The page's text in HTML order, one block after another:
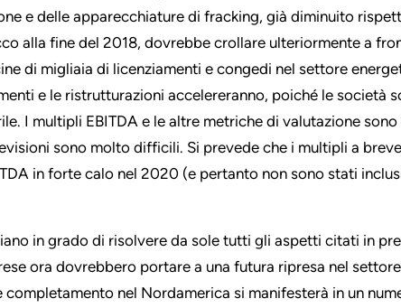
e delle apparecchiature di fracking, già diminuito
alla fine del 2018, dovrebbe crollare ulteriormente a
di migliaia di licenziamenti e congedi nel settore
e le ristrutturazioni accelereranno, poiché le società
I multipli EBITDA e le altre metriche di valutazione
sono molto difficili. Si prevede che i multipli a
in forte calo nel 2020 (e pertanto non sono stati
in grado di risolvere da sole tutti gli aspetti citati in
ora dovrebbero portare a una futura ripresa nel
nel Nordamerica si manifesterà in un